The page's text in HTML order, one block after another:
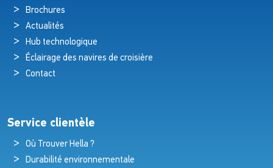
Brochures
Actualités
Hub technologique
Éclairage des navires de croisière
Contact
Service clientèle
Où Trouver Hella ?
Durabilité environnementale